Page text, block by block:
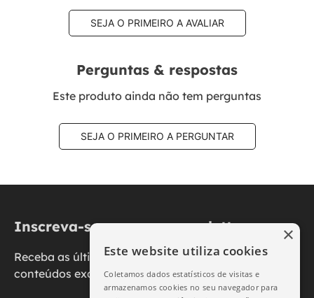
SEJA O PRIMEIRO A AVALIAR
Perguntas & respostas
Este produto ainda não tem perguntas
SEJA O PRIMEIRO A PERGUNTAR
Inscreva-se na nossa newsletter
Receba as últimas novidades, promoções e
conteúdos exclusivos diretamente no seu e-mail.
Este website utiliza cookies
Coletamos dados estatísticos de visitas e
armazenamos cookies no seu navegador para
×